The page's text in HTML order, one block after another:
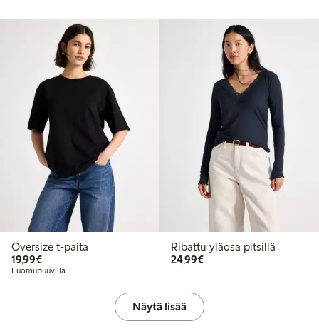
Oversize t-paita
19,99€19,99 €
Luomupuuvilla
Ribattu yläosa pitsillä
24,99€24,99 €
Näytä lisää